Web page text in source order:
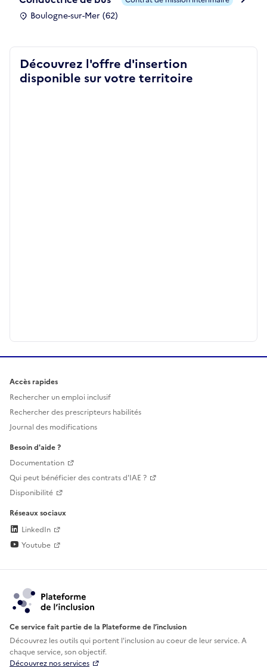
Boulogne-sur-Mer (62)
Découvrez l'offre d'insertion
disponible sur votre territoire
Accès rapides
Rechercher un emploi inclusif
Rechercher des prescripteurs habilités
Journal des modifications
Besoin d'aide ?
Documentation
Qui peut bénéficier des contrats d'IAE ?
Disponibilité
Réseaux sociaux
LinkedIn
Youtube
Ce service fait partie de la Plateforme de l’inclusion
Découvrez les outils qui portent l'inclusion aucoeur de leur service. A
chaque service, son objectif.
Découvrez nos services